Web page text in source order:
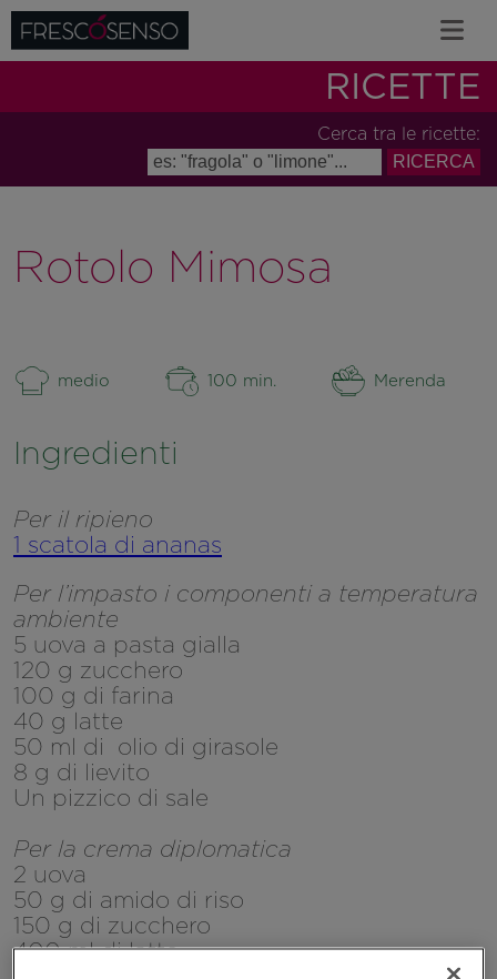
RICETTE
Cerca tra le ricette:
Rotolo Mimosa
medio 100 min. Merenda
Ingredienti
Per il ripieno
1 scatola di ananas
Per l’impasto i componenti a temperatura
ambiente
5 uova a pasta gialla
120 g zucchero
100 g di farina
40 g latte
50 ml di olio di girasole
8 g di lievito
Un pizzico di sale
Per la crema diplomatica
2 uova
50 g di amido di riso
150 g di zucchero
400 ml di latte